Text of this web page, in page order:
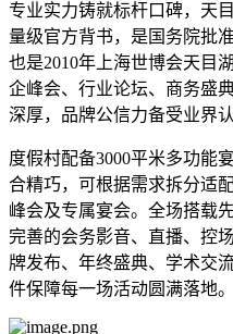
专业实力铸就标杆口碑，天
量级官方背书，是国务院批
也是2010年上海世博会天目
企峰会、行业论坛、商务盛
深厚，品牌公信力备受业界认
度假村配备3000平米多功能
合精巧，可根据需求拆分适
峰会及专属宴会。全场搭载
完善的会务影音、直播、控
牌发布、年终盛典、学术交
件保障每一场活动圆满落地。